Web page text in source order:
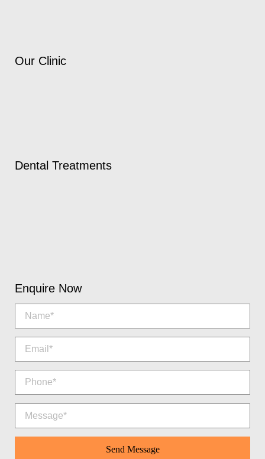
Our Clinic
Dental Treatments
Enquire Now